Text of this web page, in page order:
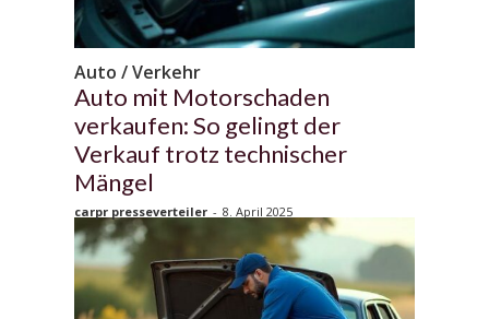
Auto / Verkehr
Auto mit Motorschaden
verkaufen: So gelingt der
Verkauf trotz technischer
Mängel
carpr presseverteiler - 8. April 2025